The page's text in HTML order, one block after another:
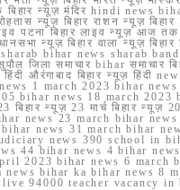
बिहार न्यूज़ मंदिर hindi news
रोहतास न्यूज़ बिहार राशन न्यूज़
पटना बिहार लाइव न्यूज़ आज
न्यूज़ बिहार वाला न्यूज़
bihar news sharab bandi
जिला समाचार bihar समाचार
हिंदी औरंगाबाद बिहार न्यूज़
1 march 2023 bihar
bihar news 18 march
बिहार न्यूज़ 23 मार्च बिहार
news 23 march bihar
news 31 march bihar
news 390 school in
44 bihar news 4 bihar
2023 bihar news 6 march
bihar ka bihar news 8
94000 teacher vacancy